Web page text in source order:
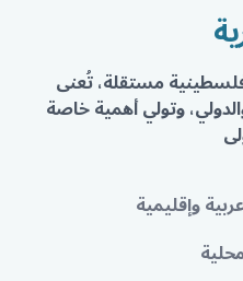
مستقلة، تُعنى
وتولي أهمية خاصة
عربية وإقليمية
محلية